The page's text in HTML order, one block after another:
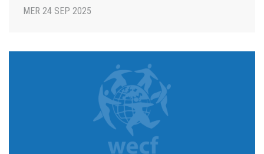
MER 24 SEP 2025